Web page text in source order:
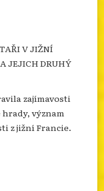
V JIŽNÍ
JEJICH DRUHÝ
zajímavosti
hrady, význam
z jižní Francie.